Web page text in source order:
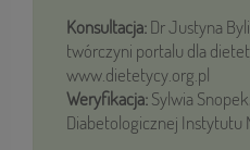
Konsultacja:Dr Justyna
twórczyni portalu dla
www.dietetycy.org.pl
Weryfikacja:Sylwia
Diabetologicznej Instytutu